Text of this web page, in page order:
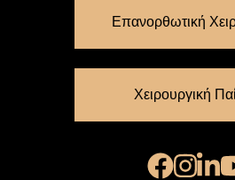
Επανορθωτική
Χειρουργική